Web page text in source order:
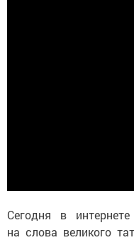
Сегодня в
на слова великого